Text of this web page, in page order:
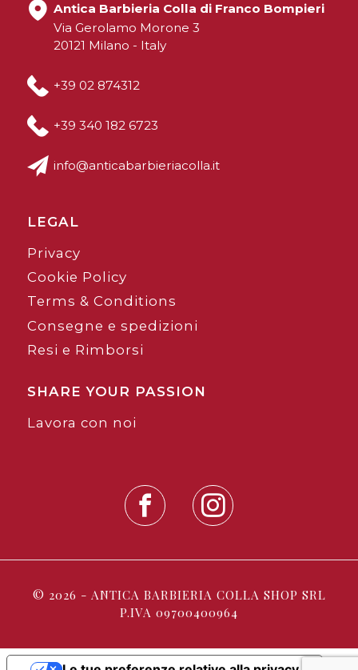
Antica Barbieria Colla di Franco Bompieri
Via Gerolamo Morone 3
20121 Milano - Italy
+39 02 874312
+39 340 182 6723
info@anticabarbieriacolla.it
LEGAL
Privacy
Cookie Policy
Terms & Conditions
Consegne e spedizioni
Resi e Rimborsi
SHARE YOUR PASSION
Lavora con noi
© 2026 - ANTICA BARBIERIA COLLA SHOP SRL
P.IVA 09700400964